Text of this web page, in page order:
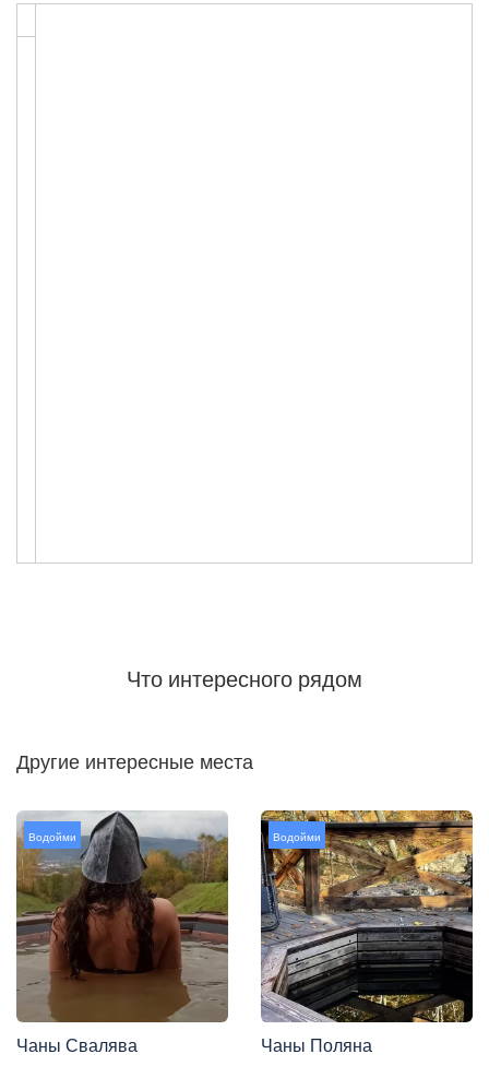
Что интересного рядом
Другие интересные места
Водойми
Чаны Свалява
Водойми
Чаны Поляна